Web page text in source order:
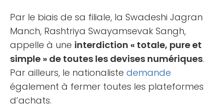
Par le biais de sa filiale, la Swadeshi Jagran
Manch, Rashtriya Swayamsevak Sangh,
appelle à une interdiction « totale, pure et
simple » de toutes les devises numériques.
Par ailleurs, le nationaliste demande
également à fermer toutes les plateformes
d’achats.